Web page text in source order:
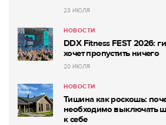
23 ИЮЛЯ
НОВОСТИ
DDX Fitness FEST 2026:
хочет пропустить ничего
20 ИЮЛЯ
НОВОСТИ
Тишина как роскошь:
необходимо выключать
к себе